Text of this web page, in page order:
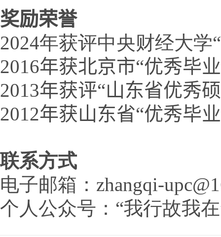
奖励荣誉
2024年获评中央财经大学
2016年获北京市“优秀毕
2013年获评“山东省优秀
2012年获山东省“优秀毕
联系方式
电子邮箱：zhangqi-
个人公众号：“我行故我